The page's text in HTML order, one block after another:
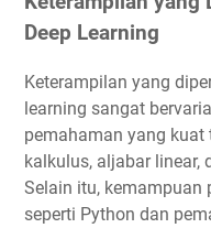
Deep Learning
Keterampilan yang
learning sangat
pemahaman yang
kalkulus, aljabar linear,
Selain itu, kemampuan
seperti Python dan